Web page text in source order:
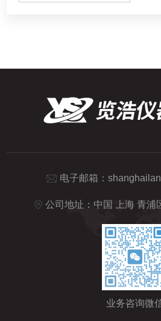
电子邮箱：
公司地址：中国 上海 青浦
业务咨询微